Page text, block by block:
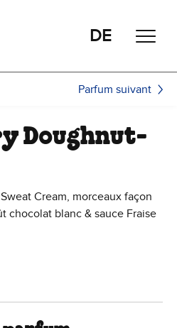
DE
Parfum suivant
Doughnut-
Cream, morceaux façon
chocolat blanc & sauce Fraise